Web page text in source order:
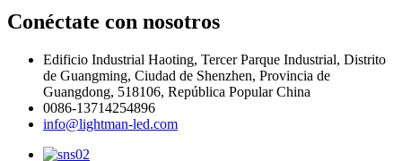
Conéctate con nosotros
Edificio Industrial Haoting, Tercer Parque Industrial, Distrito
de Guangming, Ciudad de Shenzhen, Provincia de
Guangdong, 518106, República Popular China
0086-13714254896
info@lightman-led.com